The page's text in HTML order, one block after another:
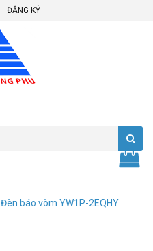
ĐĂNG KÝ
Đèn báo vòm YW1P-2EQHY